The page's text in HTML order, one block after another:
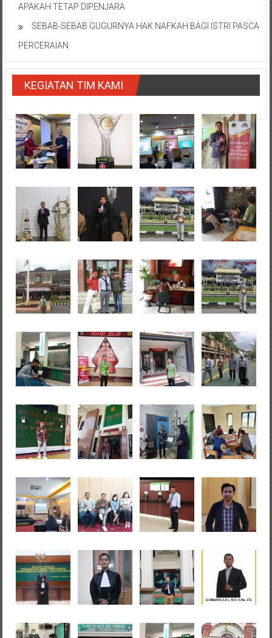
APAKAH TETAP DIPENJARA
SEBAB-SEBAB GUGURNYA HAK NAFKAH BAGI ISTRI PASCA
PERCERAIAN
KEGIATAN TIM KAMI